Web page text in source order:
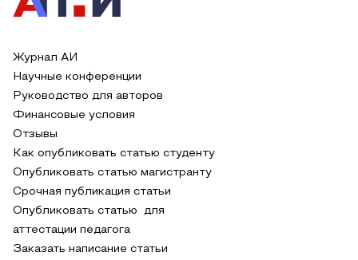
Журнал АИ
Научные конференции
Руководство для авторов
Финансовые условия
Отзывы
Как опубликовать статью студенту
Опубликовать статью магистранту
Срочная публикация статьи
Опубликовать статью для
аттестации педагога
Заказать написание статьи